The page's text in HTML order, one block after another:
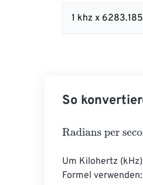
1 khz x
So
Radians per
Um Kilohertz
Formel